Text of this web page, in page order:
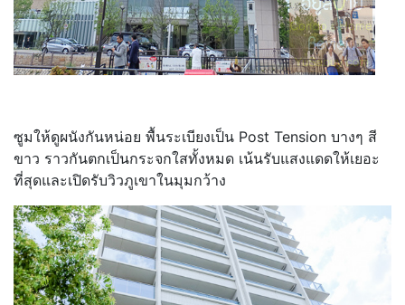
ซูมให้ดูผนังกันหน่อย พื้นระเบียงเป็น Post Tension บางๆ สี
ขาว ราวกันตกเป็นกระจกใสทั้งหมด เน้นรับแสงแดดให้เยอะ
ที่สุดและเปิดรับวิวภูเขาในมุมกว้าง